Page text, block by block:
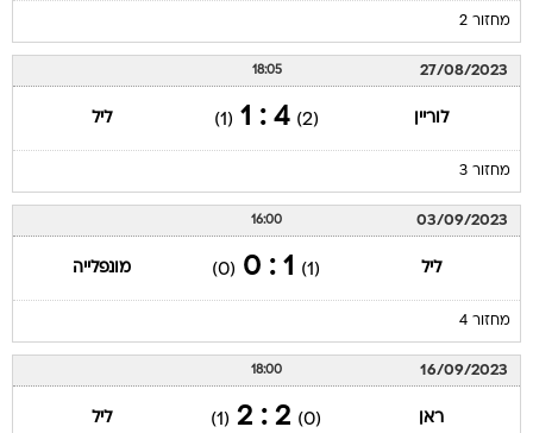
מחזור 2
27/08/2023
18:05
לוריין (2)
4 : 1
(1) ליל
מחזור 3
03/09/2023
16:00
ליל (1)
1 : 0
(0) מונפלייה
מחזור 4
16/09/2023
18:00
ראן (0)
2 : 2
(1) ליל